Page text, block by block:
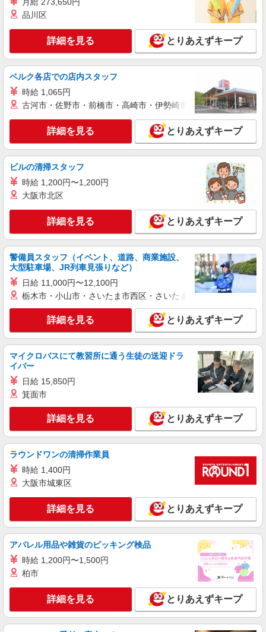
キープ 詳細を見る
派遣社員
株式会社kotrio /●SD-H-1894389
名取市＊医療現場を支える看護助手＊嬉しい高
時給◎研修あり
時給1450円〜2062円 ＜日払い有/週払い有/交
通費全支給(ガソリン代含む)＞
名取市 ＊車通勤OK
キープ 詳細を見る
派遣社員
≪日払いOK！≫病院の看護助手＊即日勤務も
可能♪
時給1350円〜2062円 ＜日払い有/週払い有/交
通費全支給(ガソリン代含む)＞
名取市内 最寄り駅：名取
キープ 詳細を見る
株式会社kotrio /●SD-H-1895932
名取市のサ高住＊シフト融通が利くため子育て
世代から大人気♪
時給2000円〜2500円 ＜日払い有/週払い有/交
キープ 詳細を見る
派遣社員
株式会社kotrio /●SD-H-1909201
時給1350円〜2062円 ＜日払い有/週払い有/交
通費全支給(ガソリン代含む)＞
名取市内 最寄り駅：名取
キープ 詳細を見る
アルバイト パート 派遣社員
日研トータルソーシング株式会社 メディカルケア事業部/仙台オフィ
ス【看護助手】
看護助手（ナースエイド）
品川区
詳細を見る とりあえずキープ
ベルク各店での店内スタッフ
時給 1,065円
古河市・佐野市・前橋市・高崎市・伊勢崎市・太田市・館林市
詳細を見る とりあえずキープ
ビルの清掃スタッフ
時給 1,200円〜1,200円
大阪市北区
詳細を見る とりあえずキープ
警備員スタッフ（イベント、道路、商業施設、
大型駐車場、JR列車見張りなど）
日給 11,000円〜12,100円
栃木市・小山市・さいたま市西区・さいたま市岩槻区・久喜市・
詳細を見る とりあえずキープ
マイクロバスにて教習所に通う生徒の送迎ドラ
イバー
日給 15,850円
箕面市
詳細を見る とりあえずキープ
ラウンドワンの清掃作業員
時給 1,400円
大阪市城東区
詳細を見る とりあえずキープ
アパレル用品や雑貨のピッキング検品
時給 1,200円〜1,500円
柏市
詳細を見る とりあえずキープ